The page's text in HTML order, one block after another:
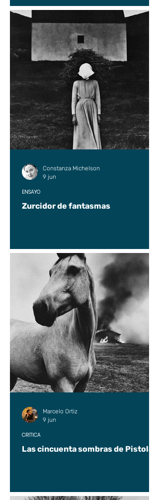
Zurcidor de fantasmas
ENSAYO
Constanza Michelson
9 jun
Las cincuenta sombras de Pistolas
CRÍTICA
Marcelo Ortiz
9 jun